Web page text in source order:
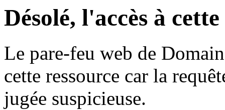
Désolé, l'accès à
Le pare-feu web de
cette ressource car la
jugée suspicieuse.